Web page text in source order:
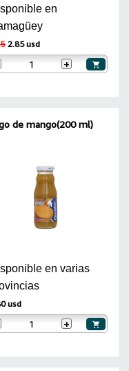
en
2.85 usd
+
de mango(200 ml)
en varias
usd
+